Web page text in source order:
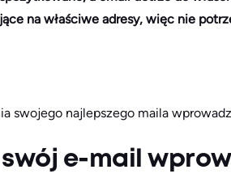
na właściwe adresy, więc nie
swojego najlepszego maila
swój e-mail